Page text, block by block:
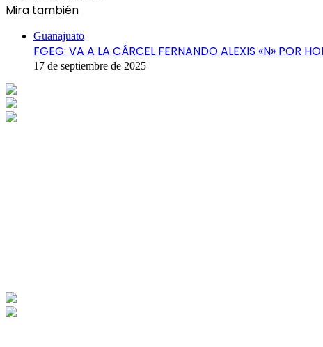
Mira también
Guanajuato
FGEG: VA A LA CÁRCEL FERNANDO ALEXIS «N» POR
17 de septiembre de 2025